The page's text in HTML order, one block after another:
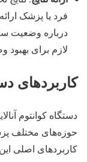
فرد یا پزشک
درباره وضعیت
لازم برای
کاربردهای
دستگاه کوانتوم
حوزه‌های مختلف
کاربردهای اصلی